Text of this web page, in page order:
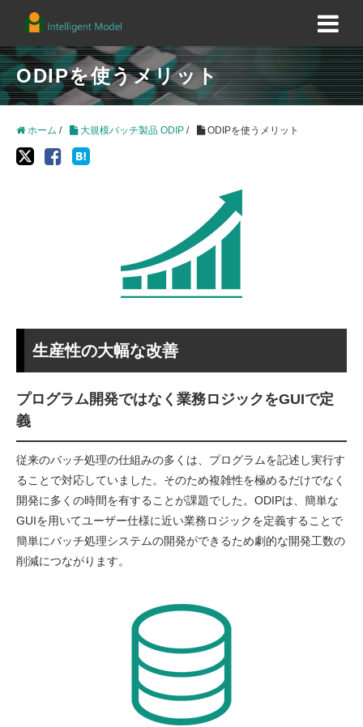
ODIPを使うメリット
ホーム / 大規模バッチ製品 ODIP / ODIPを使うメリット
生産性の大幅な改善
プログラム開発ではなく業務ロジックをGUIで定
義
従来のバッチ処理の仕組みの多くは、プログラムを記述し実行す
ることで対応していました。そのため複雑性を極めるだけでなく
開発に多くの時間を有することが課題でした。ODIPは、簡単な
GUIを用いてユーザー仕様に近い業務ロジックを定義することで
簡単にバッチ処理システムの開発ができるため劇的な開発工数の
削減につながります。